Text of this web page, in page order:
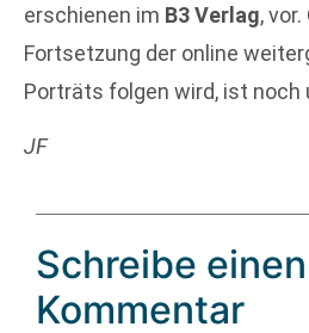
erschienen im B3 Verlag,
Fortsetzung der online
Porträts folgen wird, ist noch
JF
Schreibe einen
Kommentar